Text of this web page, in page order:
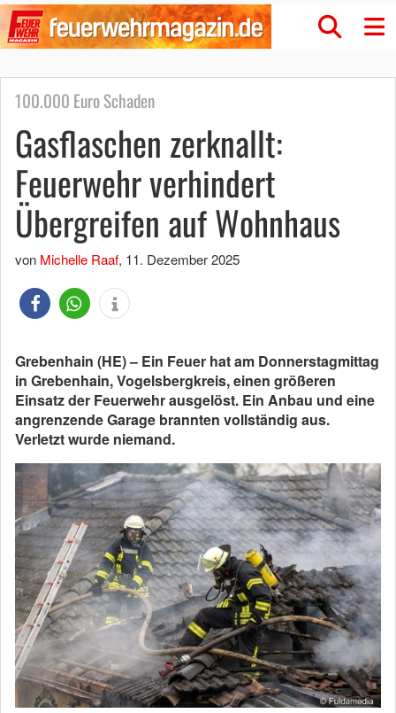
100.000 Euro Schaden
Gasflaschen zerknallt:
Feuerwehr verhindert
Übergreifen auf Wohnhaus
von Michelle Raaf, 11. Dezember 2025
Grebenhain (HE) – Ein Feuer hat am Donnerstagmittag
in Grebenhain, Vogelsbergkreis, einen größeren
Einsatz der Feuerwehr ausgelöst. Ein Anbau und eine
angrenzende Garage brannten vollständig aus.
Verletzt wurde niemand.